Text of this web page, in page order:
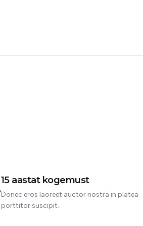
15 aastat kogemust
Donec eros laoreet auctor nostra in platea
porttitor suscipit.